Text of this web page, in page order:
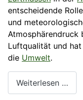
entscheidende
und
Atmosphärendruck
Luftqualität und hat
die Umwelt.
Weiterlesen …